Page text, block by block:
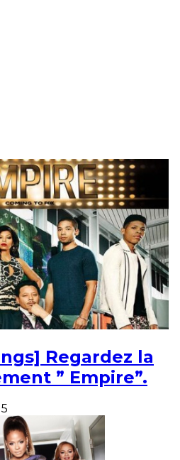
Regardez la
” Empire”.